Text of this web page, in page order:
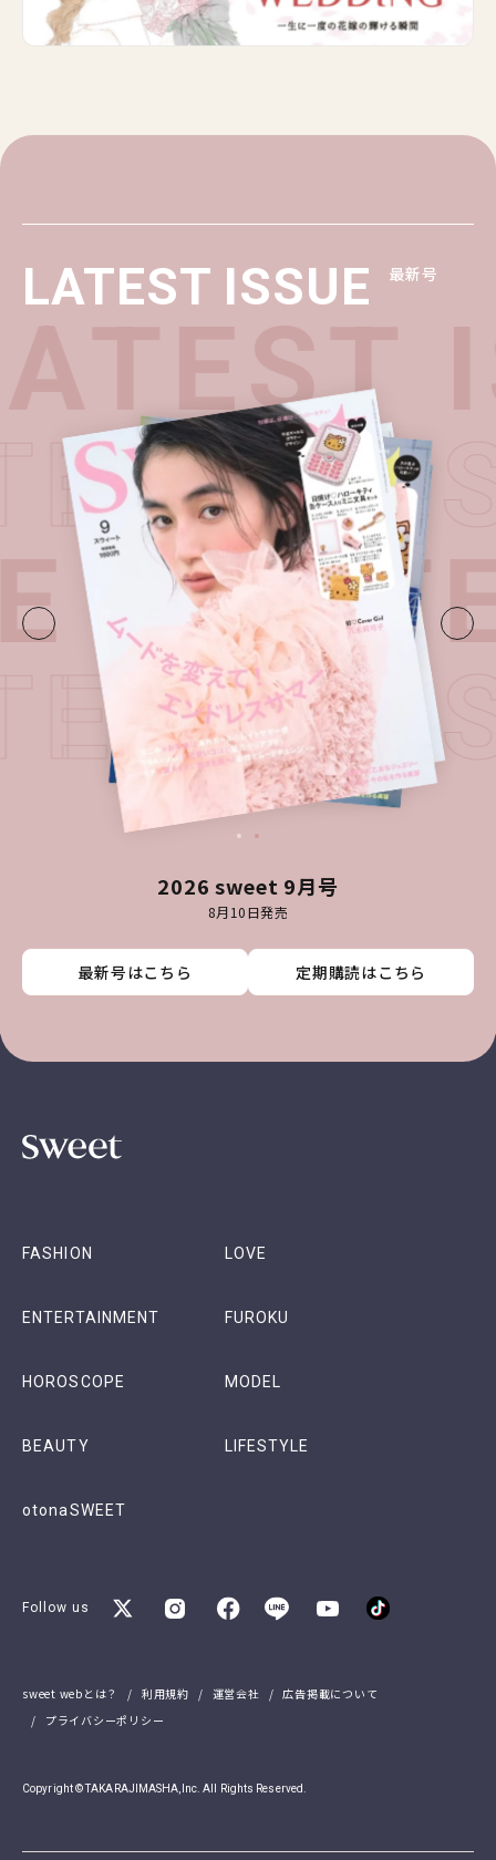
LATEST ISSUE 最新号
2026 sweet 9月号
8月10日発売
最新号はこちら 定期購読はこちら
最新号はこちら 定期購読はこちら
最新号はこちら 定期購読はこちら
最新号はこちら 定期購読はこちら
FASHION LOVE
ENTERTAINMENT FUROKU
HOROSCOPE MODEL
BEAUTY LIFESTYLE
otonaSWEET
Follow us
sweet webとは？ 利用規約 運営会社
広告掲載について
プライバシーポリシー
Copyright © TAKARAJIMASHA,Inc. All Rights Reserved.